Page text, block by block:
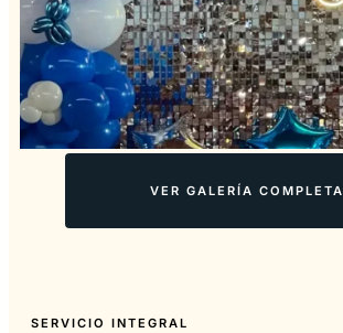
VER GALERÍA COMPLETA
SERVICIO INTEGRAL